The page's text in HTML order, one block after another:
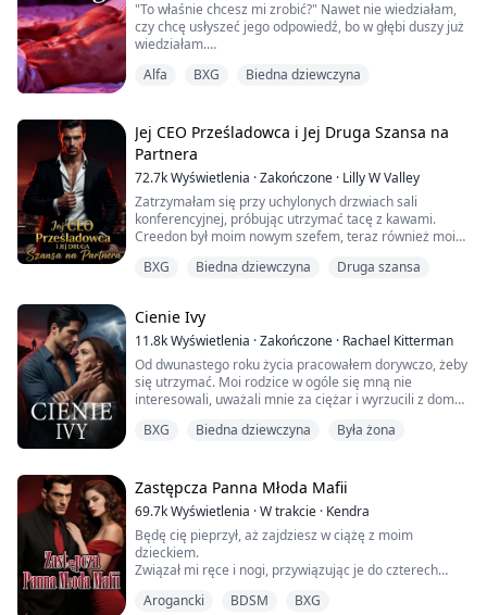
"To właśnie chcesz mi zrobić?" Nawet nie wiedziałam,
czy chcę usłyszeć jego odpowiedź, bo w głębi duszy już
wiedziałam.
"Tak." Lincoln nawet się nie zawahał. Jego ręka
tej chwili, chcę cię wypełnić. Rozciągnąć cię i zamknąć
się tak głęboko w twojej cipce, że będziesz krzyczeć, bo
nie będziesz wied...
Alfa BXG Biedna dziewczyna
Jej CEO Prześladowca i Jej Druga Szansa na
Partnera
72.7kWyświetlenia ·Zakończone · Lilly W Valley
Zatrzymałam się przy uchylonych drzwiach sali
konferencyjnej, próbując utrzymać tacę z kawami.
Creedon był moim nowym szefem, teraz również moim
sens trzymać ją przy sobie? Nawet nie jest z twojego
środowiska.”
Nie z jego środowiska?
„Wiesz, ...
BXG Biedna dziewczyna Druga szansa
Cienie Ivy
11.8kWyświetlenia ·Zakończone · Rachael Kitterman
Od dwunastego roku życia pracowałem dorywczo, żeby
się utrzymać. Moi rodzice w ogóle się mną nie
interesowali, uważali mnie za ciężar i wyrzucili z domu.
Wtedy pojawił się Chris jak rycerz na białym koniu.
podążałem.
Spotykaliśmy się przez miesiąc, a ja zakochałem się w
nim po uszy. Nie wie...
BXG Biedna dziewczyna Była żona
Zastępcza Panna Młoda Mafii
69.7kWyświetlenia ·W trakcie · Kendra
Będę cię pieprzył, aż zajdziesz w ciążę z moim
dzieckiem.
Związał mi ręce i nogi, przywiązując je do czterech
koszuli.
Arogancki BDSM BXG